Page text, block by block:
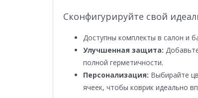
Сконфигурируйте свой
Доступны комплекты в салон и
Улучшенная защита:
полной герметичности.
Персонализация: Выбирайте
ячеек, чтобы коврик идеально